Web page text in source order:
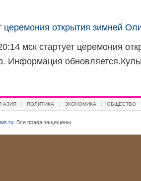
церемония открытия зимней
мск стартует церемония
Информация
АЗИЯ ПОЛИТИКА ЭКОНОМИКА ОБЩЕСТВО
. Все права защищены.